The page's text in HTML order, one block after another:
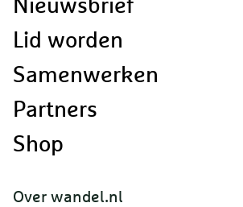
Nieuwsbrief
Lid worden
Samenwerken
Partners
Shop
Over wandel.nl